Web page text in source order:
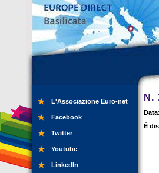
L'Associazione Euro-net
Facebook
Twitter
Youtube
LinkedIn
N.
Data:
È